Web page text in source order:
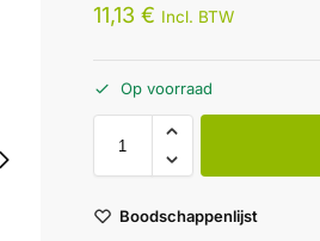
11,13 € Incl. BTW
Op voorraad
Boodschappenlijst